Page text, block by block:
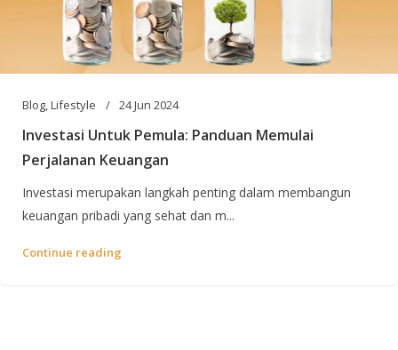
Blog,Lifestyle 24 Jun 2024
Investasi Untuk Pemula: Panduan Memulai
Perjalanan Keuangan
Investasi merupakan langkah penting dalam membangun
keuangan pribadi yang sehat dan m...
Continue reading